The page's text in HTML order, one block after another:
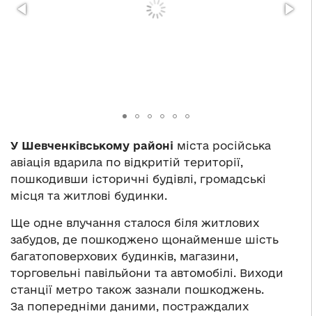
У Шевченківському районі міста російська
авіація вдарила по відкритій території,
пошкодивши історичні будівлі, громадські
місця та житлові будинки.
Ще одне влучання сталося біля житлових
забудов, де пошкоджено щонайменше шість
багатоповерхових будинків, магазини,
торговельні павільйони та автомобілі. Виходи
станції метро також зазнали пошкоджень.
За попередніми даними, постраждалих